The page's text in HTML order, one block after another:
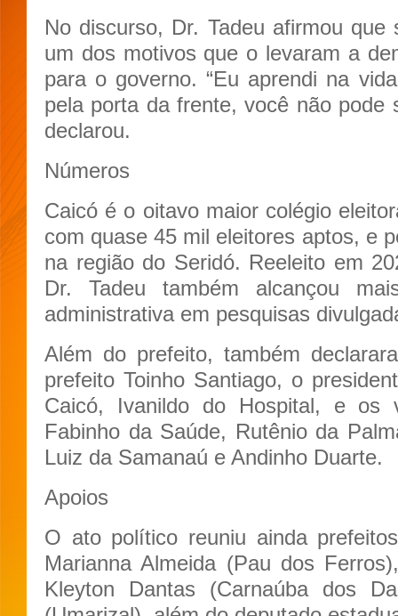
No discurso, Dr. Tadeu afirmou
um dos motivos que o levaram a
para o governo. “Eu aprendi na
pela porta da frente, você não pode
declarou.
Números
Caicó é o oitavo maior colégio
com quase 45 mil eleitores aptos, e
na região do Seridó. Reeleito em
Dr. Tadeu também alcançou
administrativa em pesquisas
Além do prefeito, também
prefeito Toinho Santiago, o
Caicó, Ivanildo do Hospital, e os
Fabinho da Saúde, Rutênio da
Luiz da Samanaú e Andinho Duarte.
Apoios
O ato político reuniu ainda
Marianna Almeida (Pau dos
Kleyton Dantas (Carnaúba dos